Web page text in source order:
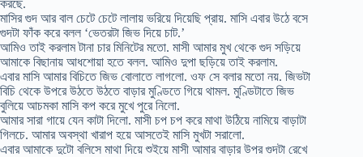
করছে.
মাসির গুদ আর বাল চেটে চেটে লালায় ভরিয়ে দিয়েছি প্রায়. মাসি এবার উঠে বসে
গুদটা ফাঁক করে বলল ‘ভেতরটা জিভ দিয়ে চাট.’
আমিও তাই করলাম টানা চার মিনিটের মতো. মাসী আমার মুখ থেকে গুদ সড়িয়ে
আমাকে বিছানায় আধশোয়া হতে বলল. আমিও দুপা ছড়িয়ে তাই করলাম.
এবার মাসি আমার বিচিতে জিভ বোলাতে লাগলো. ওফ সে বলার মতো নয়. জিভটা
বিচি থেকে উপরে উঠতে উঠতে বাড়ার মুণ্ডিতে গিয়ে থামল. মুণ্ডিটাতে জিভ
বুলিয়ে আচমকা মাসি কপ করে মুখে পুরে নিলো.
আমার সারা গায়ে যেন কাটা দিলো. মাসী চপ চপ করে মাথা উঠিয়ে নামিয়ে বাড়াটা
গিলচে. আমার অবস্থা খারাপ হয়ে আসতেই মাসি মুখটা সরালো.
এবার আমাকে দুটো বলিসে মাথা দিয়ে শুইয়ে মাসী আমার বাড়ার উপর গুদটা রেখে